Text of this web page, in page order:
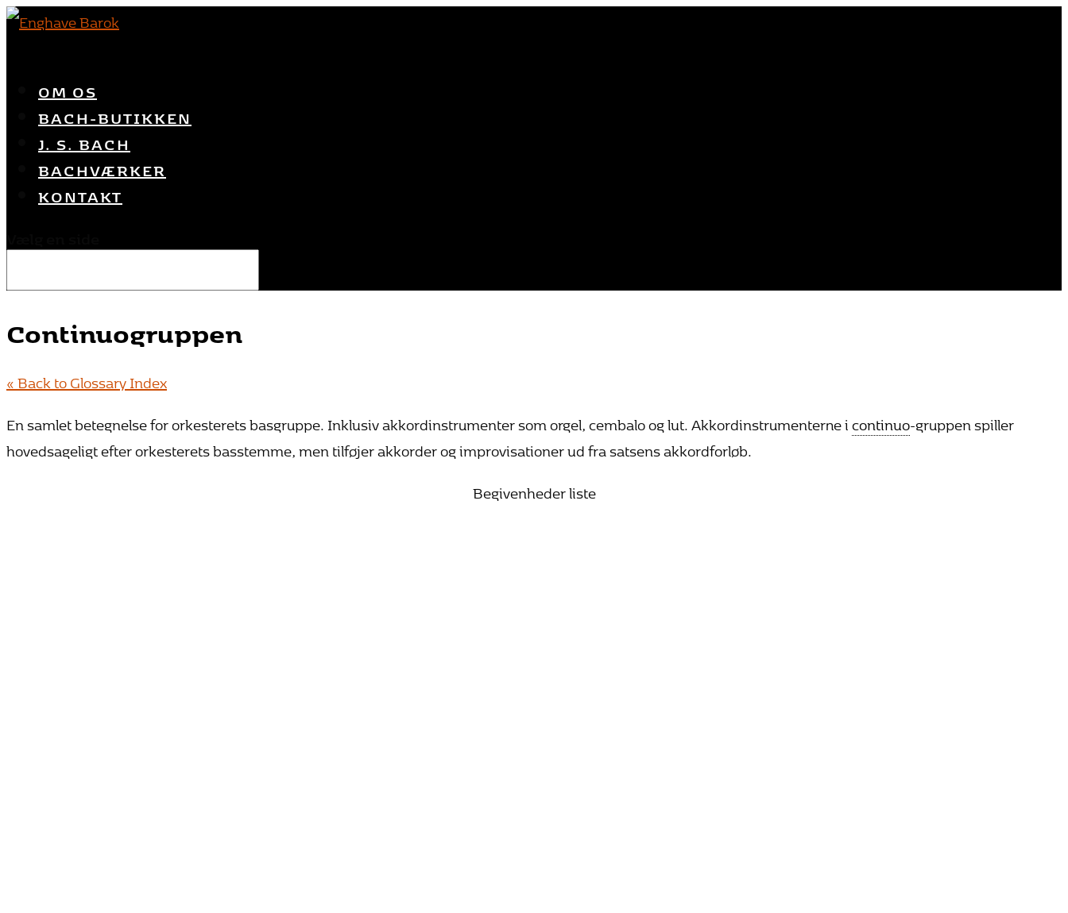
OM OS
BACH-BUTIKKEN
J. S. BACH
BACHVÆRKER
KONTAKT
Continuogruppen
« Back to Glossary Index
En samlet betegnelse for orkesterets basgruppe. Inklusiv akkordinstrumenter som orgel, cembalo og lut. Akkordinstrumenterne icontinuo-gruppen spiller
hovedsageligt efter orkesterets basstemme, men tilføjer akkorder og improvisationer ud fra satsens akkordforløb.
Begivenheder liste